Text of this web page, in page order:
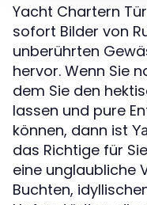
Yacht Chartern
sofort Bilder von
unberührten
hervor. Wenn Sie
dem Sie den
lassen und pure
können, dann ist
das Richtige für
eine unglaubliche
Buchten,